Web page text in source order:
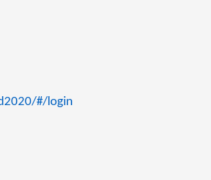
#/login